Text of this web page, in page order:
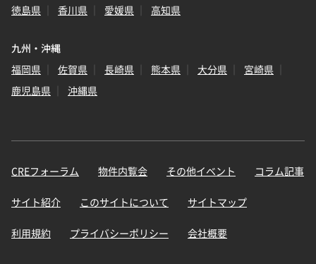
徳島県
香川県 愛媛県 高知県
九州・沖縄
福岡県
佐賀県 長崎県 熊本県 大分県
宮崎県
鹿児島県
沖縄県
CREフォーラム 物件内覧会 その他イベント コラム記事
サイト紹介 このサイトについて サイトマップ
利用規約 プライバシーポリシー 会社概要